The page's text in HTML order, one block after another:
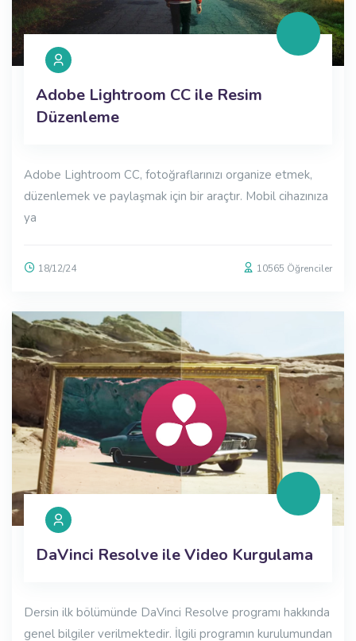
Adobe Lightroom CC ile Resim
Düzenleme
Adobe Lightroom CC, fotoğraflarınızı organize etmek,
düzenlemek ve paylaşmak için bir araçtır. Mobil cihazınıza
ya
18/12/24 10565 Öğrenciler
DaVinci Resolve ile Video Kurgulama
Dersin ilk bölümünde DaVinci Resolve programı hakkında
genel bilgiler verilmektedir. İlgili programın kurulumundan